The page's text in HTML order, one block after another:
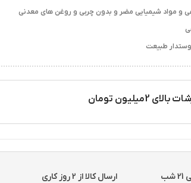
و مواد شیمیایی مضر و بدون چربی و روغن های معدنی
طبیعت
2میلیون تومان
ارسال کالا از 2 روز کاری